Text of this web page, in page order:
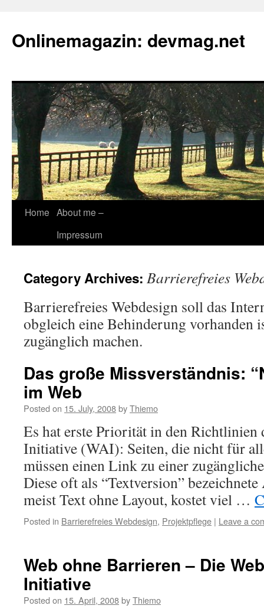
Onlinemagazin: devmag.net
Skip
Home About me –
Impressum
Category Archives: Barrierefreies
Barrierefreies Webdesign soll das
obgleich eine Behinderung vorhanden
zugänglich machen.
Das große Missverständnis:
im Web
Posted on 15. July, 2008byThiemo
Es hat erste Priorität in den Richtlinien
Initiative (WAI): Seiten, die nicht für
müssen einen Link zu einer
Diese oft als “Textversion”
meist Text ohne Layout, kostet viel …
Posted in Barrierefreies Webdesign, Projektpflege | Leave a
Web ohne Barrieren – Die
Initiative
Posted on 15. April, 2008byThiemo